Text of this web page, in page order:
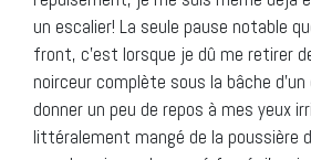
un escalier! La seule pause notable
front, c’est lorsque je dû me retirer
noirceur complète sous la bâche
donner un peu de repos à mes yeux
littéralement mangé de la poussière